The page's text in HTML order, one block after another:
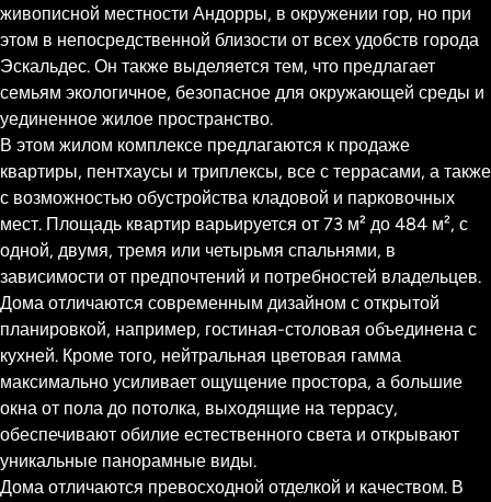
живописной местности Андорры, в окружении гор, но при
этом в непосредственной близости от всех удобств города
Эскальдес. Он также выделяется тем, что предлагает
семьям экологичное, безопасное для окружающей среды и
уединенное жилое пространство.
В этом жилом комплексе предлагаются к продаже
квартиры, пентхаусы и триплексы, все с террасами, а также
с возможностью обустройства кладовой и парковочных
мест. Площадь квартир варьируется от 73 м² до 484 м², с
одной, двумя, тремя или четырьмя спальнями, в
зависимости от предпочтений и потребностей владельцев.
Дома отличаются современным дизайном с открытой
планировкой, например, гостиная-столовая объединена с
кухней. Кроме того, нейтральная цветовая гамма
максимально усиливает ощущение простора, а большие
окна от пола до потолка, выходящие на террасу,
обеспечивают обилие естественного света и открывают
уникальные панорамные виды.
Дома отличаются превосходной отделкой и качеством. В